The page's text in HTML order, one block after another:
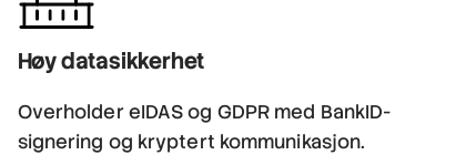
Høy datasikkerhet
Overholder eIDAS og GDPR med BankID-
signering og kryptert kommunikasjon.